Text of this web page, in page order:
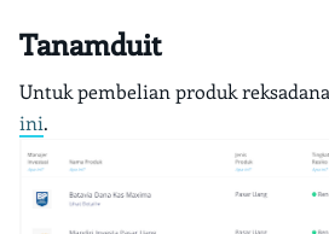
Tanamduit
Untuk pembelian produk
ini.